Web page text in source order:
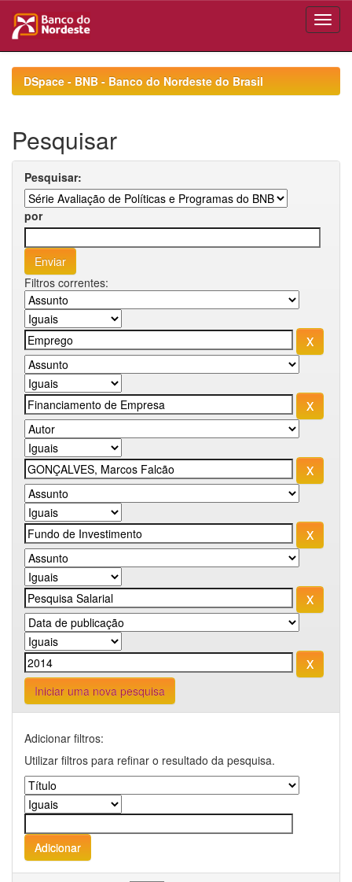
navigationDSpace - BNB - Banco do Nordeste do Brasil
Pesquisar
Pesquisar:
por
Filtros correntes:
Iniciar uma nova pesquisa
Adicionar filtros:
Utilizar filtros para refinar o resultado da pesquisa.